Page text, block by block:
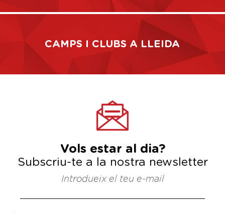
CAMPS I CLUBS A LLEIDA
Vols estar al dia?
Subscriu-te a la nostra newsletter
Introdueix el teu e-mail